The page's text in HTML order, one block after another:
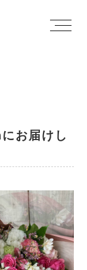
お届けし